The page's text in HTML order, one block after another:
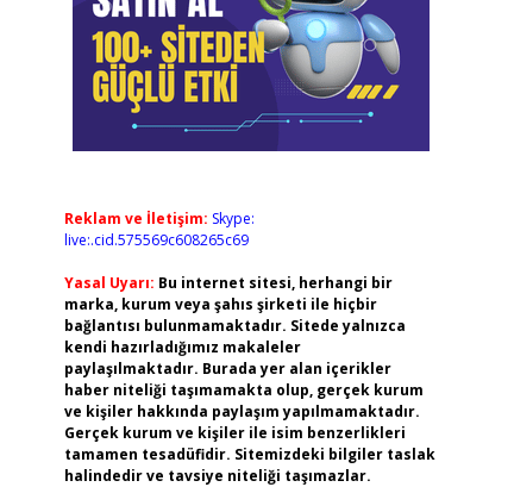
Reklam ve İletişim: Skype:
live:.cid.575569c608265c69
Yasal Uyarı: Bu internet sitesi, herhangi bir
marka, kurum veya şahıs şirketi ile hiçbir
bağlantısı bulunmamaktadır. Sitede yalnızca
kendi hazırladığımız makaleler
paylaşılmaktadır. Burada yer alan içerikler
haber niteliği taşımamakta olup, gerçek kurum
ve kişiler hakkında paylaşım yapılmamaktadır.
Gerçek kurum ve kişiler ile isim benzerlikleri
tamamen tesadüfidir. Sitemizdeki bilgiler taslak
halindedir ve tavsiye niteliği taşımazlar.